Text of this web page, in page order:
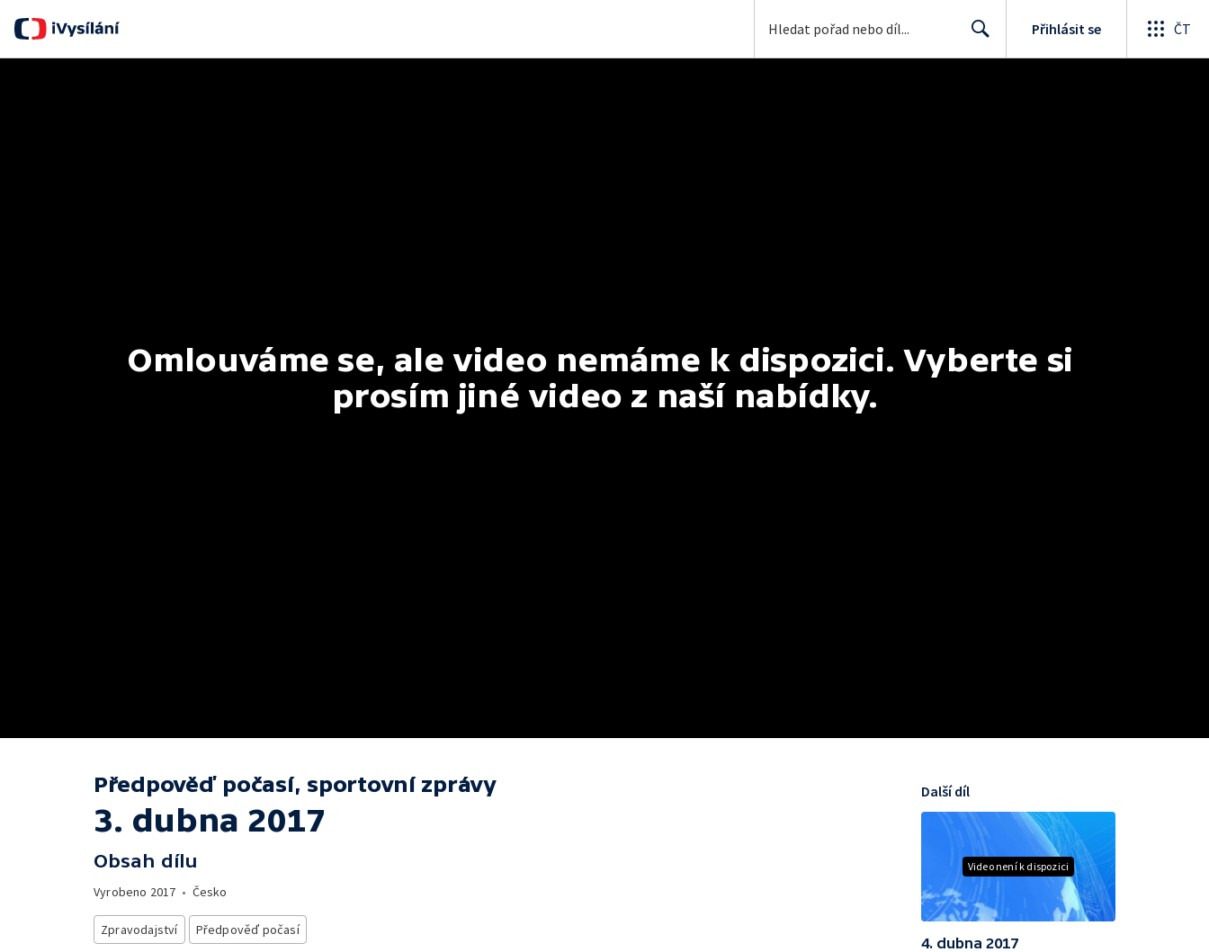
Přihlásit se ČT
Omlouváme se, ale video nemáme k dispozici. Vyberte si
prosím jiné video z naší nabídky.
Předpověď počasí, sportovní zprávy
3. dubna 2017
Obsah dílu
Vyrobeno 2017 • Česko
Zpravodajství Předpověď počasí
Video není k dispozici
Další díl
4. dubna 2017